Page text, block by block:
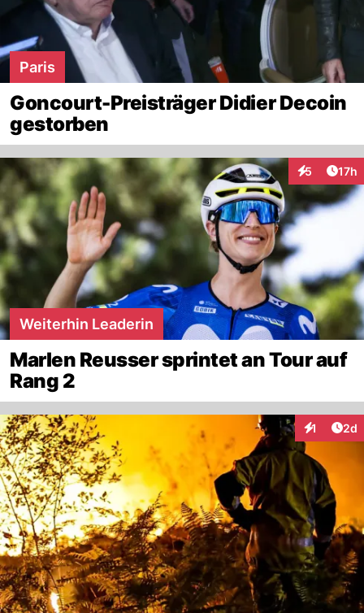
Paris
Goncourt-Preisträger Didier Decoin
gestorben
5 17h
Weiterhin Leaderin
Marlen Reusser sprintet an Tour auf
Rang 2
1 2d